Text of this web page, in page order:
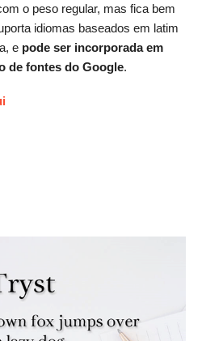
o peso regular, mas fica bem
idiomas baseados em latim
e pode ser incorporada em
de fontes do Google.